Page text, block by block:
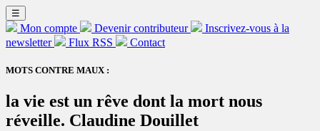
☰
Mon compte Devenir contributeur
Inscrivez-vous à la
newsletter
Flux RSS Contact
MOTS CONTRE MAUX :
la vie est un rêve dont la mort nous
réveille. Claudine Douillet